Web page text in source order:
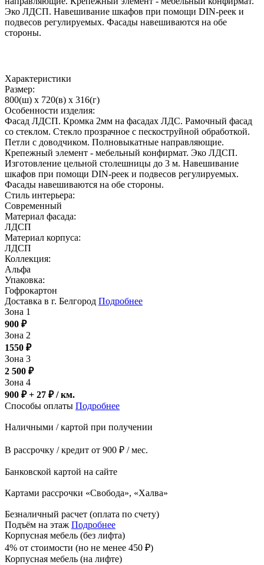
Эко ЛДСП. Навешивание шкафов при помощи DIN-реек и
подвесов регулируемых. Фасады навешиваются на обе
стороны.
Характеристики
Размер:
800(ш) x 720(в) x 316(г)
Особенности изделия:
Фасад ЛДСП. Кромка 2мм на фасадах ЛДС. Рамочный фасад
со стеклом. Стекло прозрачное с пескоструйной обработкой.
Петли с доводчиком. Полновыкатные направляющие.
Крепежный элемент - мебельный конфирмат. Эко ЛДСП.
Изготовление цельной столешницы до 3 м. Навешивание
шкафов при помощи DIN-реек и подвесов регулируемых.
Фасады навешиваются на обе стороны.
Стиль интерьера:
Современный
Материал фасада:
ЛДСП
Материал корпуса:
ЛДСП
Коллекция:
Альфа
Упаковка:
Гофрокартон
Доставка в г. Белгород Подробнее
Зона 1
900 ₽
Зона 2
1550 ₽
Зона 3
2 500 ₽
Зона 4
900 ₽ + 27 ₽/ км.
Способы оплаты Подробнее
Наличными / картой при получении
В рассрочку / кредит от 900 ₽ / мес.
Банковской картой на сайте
Картами рассрочки «Свобода», «Халва»
Безналичный расчет (оплата по счету)
Подъём на этаж Подробнее
Корпусная мебель (без лифта)
4% от стоимости (но не менее 450 ₽)
Корпусная мебель (на лифте)